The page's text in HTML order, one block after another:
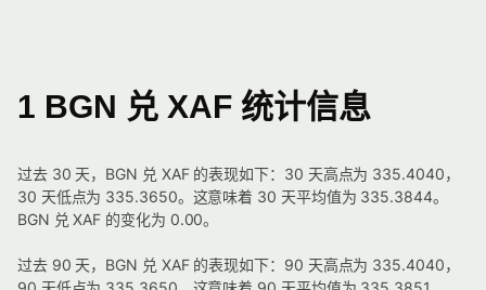
1 BGN 兑 XAF 统计信息
过去 30 天，BGN 兑 XAF 的表现如下：30 天高点为 335.4040，
30 天低点为 335.3650。这意味着 30 天平均值为 335.3844。
BGN 兑 XAF 的变化为 0.00。
过去 90 天，BGN 兑 XAF 的表现如下：90 天高点为 335.4040，